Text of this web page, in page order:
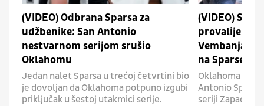
(VIDEO) Odbrana Sparsa za
udžbenike: San Antonio
nestvarnom serijom srušio
Oklahomu
Jedan nalet Sparsa u trećoj četvrtini bio
je dovoljan da Oklahoma potpuno izgubi
priključak u šestoj utakmici serije.
(VIDEO) San
provalije:
na Sparse
Oklahoma Siti
Antonio
seriji Zapadne